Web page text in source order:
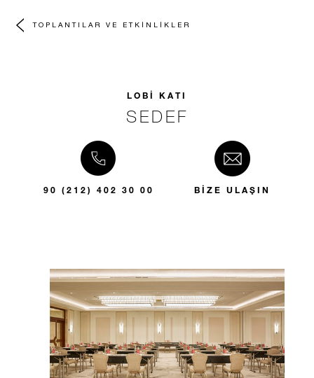
TOPLANTILAR VE ETKINLIKLER
LOBİ KATI
SEDEF
90 (212) 402 30 00 BIZE ULAŞIN